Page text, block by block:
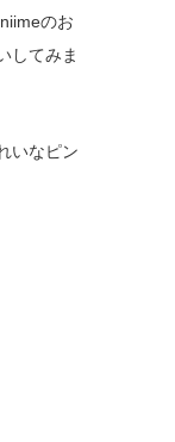
のお
してみま
いなピン